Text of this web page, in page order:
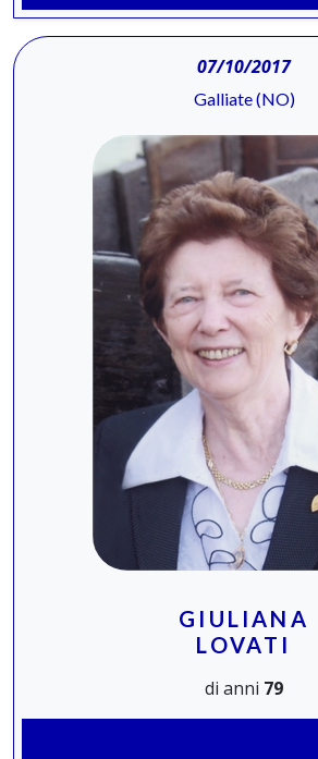
07/10/2017
Galliate (NO)
GIULIANA
LOVATI
di anni 79